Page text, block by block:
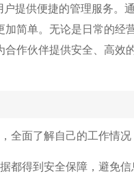
提供便捷的管理服务。
简单。无论是日常的经
作伙伴提供安全、高效
全面了解自己的工作情况
得到安全保障，避免信